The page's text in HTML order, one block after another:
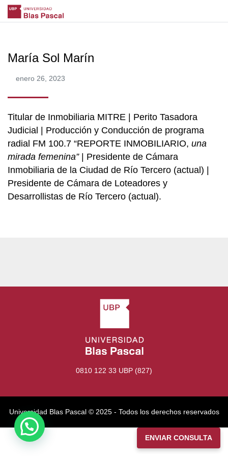
María Sol Marín
enero 26, 2023
Titular de Inmobiliaria MITRE | Perito Tasadora
Judicial | Producción y Conducción de programa
radial FM 100.7 “REPORTE INMOBILIARIO, una
mirada femenina”| Presidente de Cámara
Inmobiliaria de la Ciudad de Río Tercero (actual) |
Presidente de Cámara de Loteadores y
Desarrollistas de Río Tercero (actual).
0810 122 33 UBP (827)
Universidad Blas Pascal ©️ 2025 - Todos los derechos reservados
ENVIAR CONSULTA